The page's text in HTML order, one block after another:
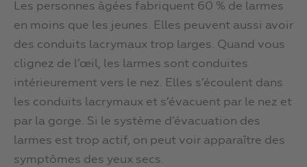
Les personnes âgées fabriquent 60 % de larmes
en moins que les jeunes. Elles peuvent aussi avoir
des conduits lacrymaux trop larges. Quand vous
clignez de l’œil, les larmes sont conduites
intérieurement vers le nez. Elles s’écoulent dans
les conduits lacrymaux et s’évacuent par le nez et
par la gorge. Si le système d’évacuation des
larmes est trop actif, on peut voir apparaître des
symptômes des yeux secs.